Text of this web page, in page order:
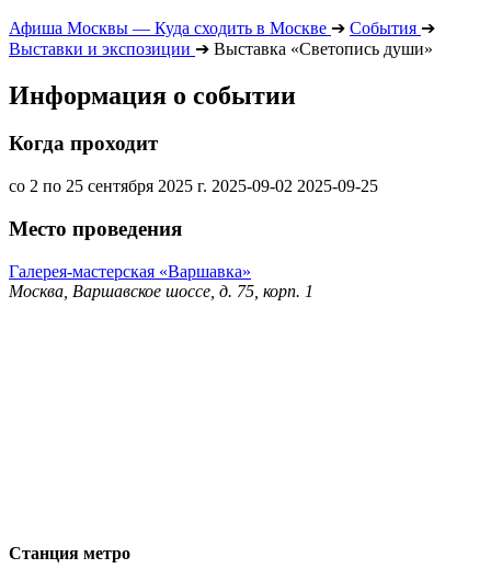
Афиша Москвы — Куда сходить в Москве ➔ События ➔
Выставки и экспозиции ➔ Выставка «Светопись души»
Информация о событии
Когда проходит
со 2 по 25 сентября 2025 г. 2025-09-02 2025-09-25
Место проведения
Галерея-мастерская «Варшавка»
Москва, Варшавское шоссе, д. 75, корп. 1
Станция метро